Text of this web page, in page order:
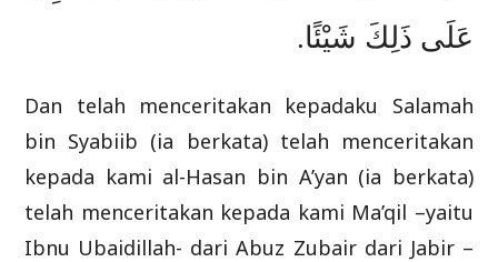
عَلَى ذَلِكَ شَيْئًا.
Dan telah menceritakan kepadaku Salamah
bin Syabiib (ia berkata) telah menceritakan
kepada kami al-Hasan bin A’yan (ia berkata)
telah menceritakan kepada kami Ma’qil –yaitu
Ibnu Ubaidillah- dari Abuz Zubair dari Jabir –